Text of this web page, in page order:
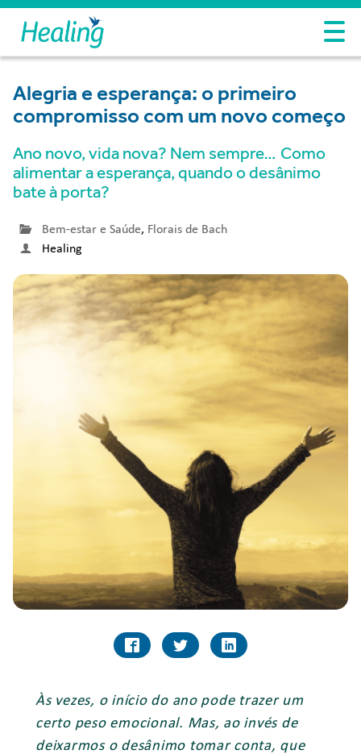
Alegria e esperança: o primeiro
compromisso com um novo começo
Ano novo, vida nova? Nem sempre… Como
alimentar a esperança, quando o desânimo
bate à porta?
Bem-estar e Saúde, Florais de Bach
Healing
Às vezes, o início do ano pode trazer um
certo peso emocional. Mas, ao invés de
deixarmos o desânimo tomar conta, que